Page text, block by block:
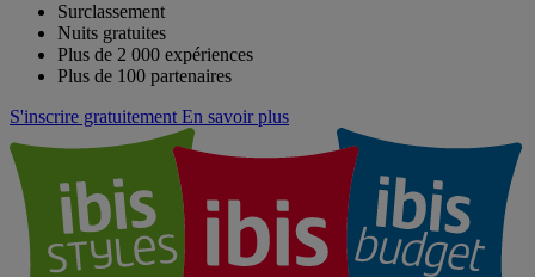
Surclassement
Nuits gratuites
Plus de 2 000 expériences
Plus de 100 partenaires
S'inscrire gratuitement En savoir plus